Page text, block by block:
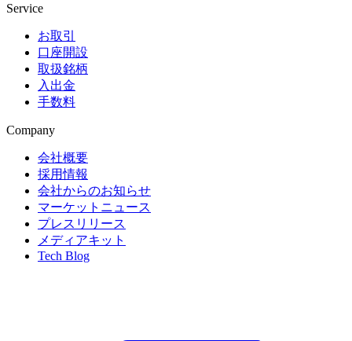
Service
お取引
口座開設
取扱銘柄
入出金
手数料
Company
会社概要
採用情報
会社からのお知らせ
マーケットニュース
プレスリリース
メディアキット
Tech Blog